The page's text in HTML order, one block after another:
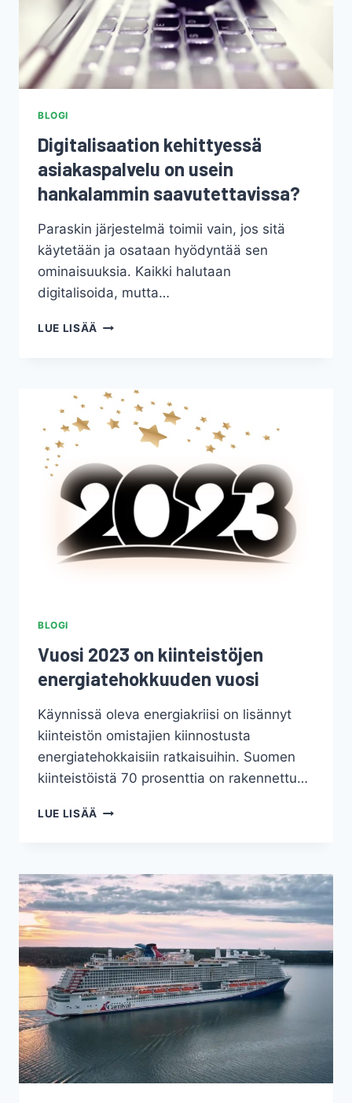
BLOGI
Digitalisaation kehittyessä
asiakaspalvelu on usein
hankalammin saavutettavissa?
Paraskin järjestelmä toimii vain, jos sitä
käytetään ja osataan hyödyntää sen
ominaisuuksia. Kaikki halutaan
digitalisoida, mutta…
LUE LISÄÄ DIGITALISAATION
USEIN
HANKALAMMIN
SAAVUTETTAVISSA?
BLOGI
Vuosi 2023 on kiinteistöjen
energiatehokkuuden vuosi
Käynnissä oleva energiakriisi on lisännyt
kiinteistön omistajien kiinnostusta
energiatehokkaisiin ratkaisuihin. Suomen
kiinteistöistä 70 prosenttia on rakennettu…
LUE LISÄÄ VUOSI
ENERGIATEHOKKUUDEN
VUOSI